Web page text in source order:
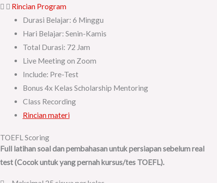
Rincian Program
Durasi Belajar: 6 Minggu
Hari Belajar: Senin-Kamis
Total Durasi: 72 Jam
Live Meeting on Zoom
Include: Pre-Test
Bonus 4x Kelas Scholarship Mentoring
Class Recording
Rincian materi
TOEFL Scoring
Full latihan soal dan pembahasan untuk persiapan sebelum real
test (Cocok untuk yang pernah kursus/tes TOEFL).